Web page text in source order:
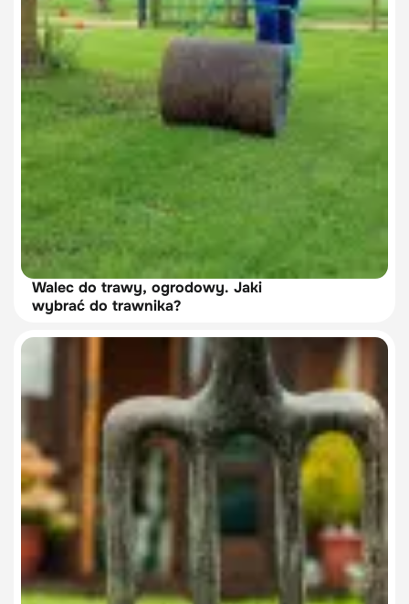
Walec do trawy, ogrodowy. Jaki
wybrać do trawnika?